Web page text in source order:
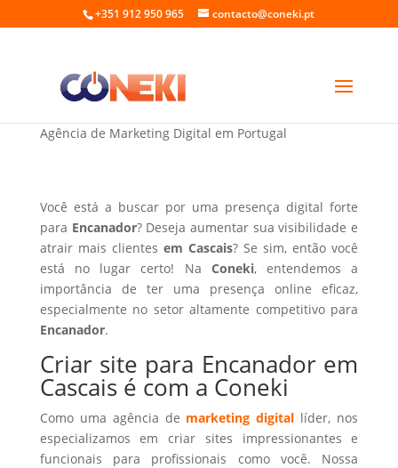
+351 912 950 965 contacto@coneki.pt
Criar site para Encanador em Cascais
Agência de Marketing Digital em Portugal
Você está a buscar por uma presença digital forte
para Encanador? Deseja aumentar sua visibilidade e
atrair mais clientes em Cascais? Se sim, então você
está no lugar certo! Na Coneki, entendemos a
importância de ter uma presença online eficaz,
especialmente no setor altamente competitivo para
Encanador.
Criar site para Encanador em
Cascais é com a Coneki
Como uma agência de marketing digital líder, nos
especializamos em criar sites impressionantes e
funcionais para profissionais como você. Nossa